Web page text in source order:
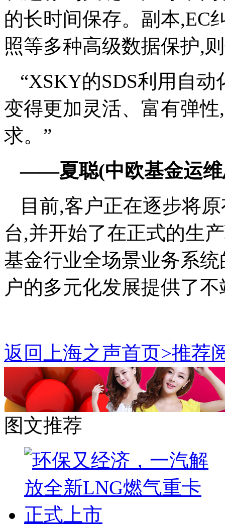
的长时间保存。副本,EC
照等多种高级数据保护,
“XSKY的SDS利用自
变得更加灵活、富有弹
求。”
——夏聪(中欧基金运维
目前,客户正在逐步将
台,并开始了在正式的生
基金行业全场景业务系
户的多元化发展提供了
返回上海之声首页>推荐
图文推荐